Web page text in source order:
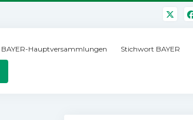
BAYER-Hauptversammlungen Stichwort BAYER